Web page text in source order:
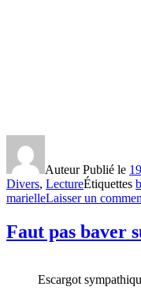
AuteurPublié le
Divers, LectureÉtiquettes
marielleLaisser un
Faut pas baver
Escargot